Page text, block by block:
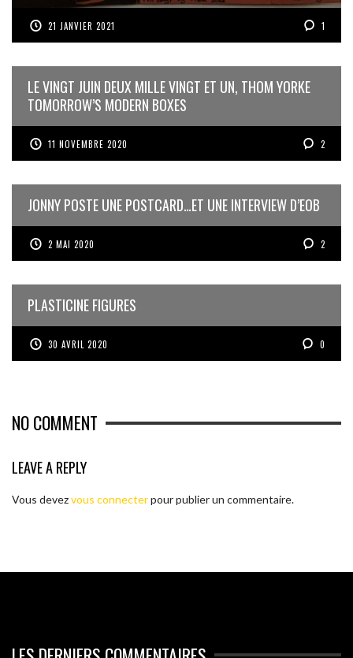
21 JANVIER 2021 1
LE VINGT JUIN DEUX MILLE VINGT ET UN, THOM YORKE
TOMORROW’S MODERN BOXES
11 NOVEMBRE 2020 2
JONNY POSTE UNE POSTCARD…ET UNE INTERVIEW D’EOB
2 MAI 2020 2
PLASTICINE FIGURES
30 AVRIL 2020 0
NO COMMENT
LEAVE A REPLY
Vous devezvous connecterpour publier un commentaire.